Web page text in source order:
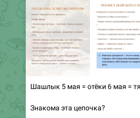
Шашлык 5 мая = отёки 6 мая =
Знакома эта цепочка?
Поела нормально, посидела